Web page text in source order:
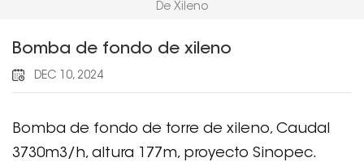
De Xileno
Bomba de fondo de xileno
DEC 10, 2024
Bomba de fondo de torre de xileno, Caudal
3730m3/h, altura 177m, proyecto Sinopec.